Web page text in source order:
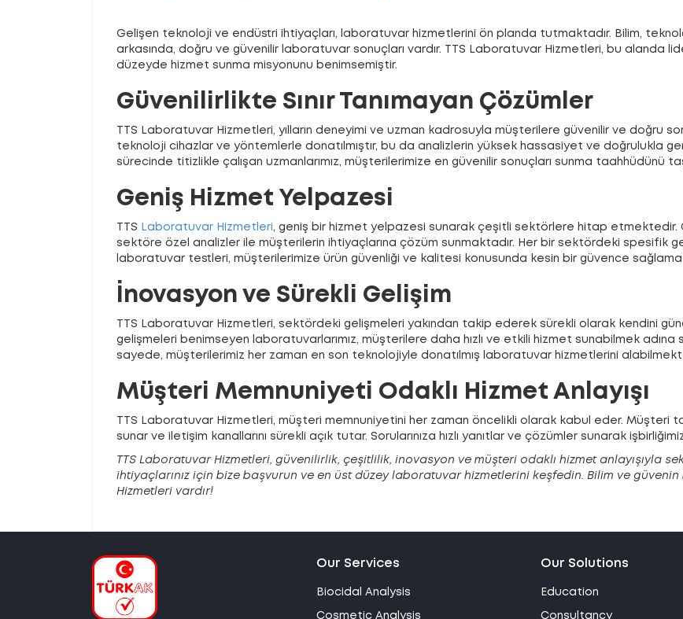
Gelişen teknoloji ve endüstri ihtiyaçları, laboratuvar hizmetlerini ön planda tutmaktadır. Bilim,
arkasında, doğru ve güvenilir laboratuvar sonuçları vardır. TTS Laboratuvar Hizmetleri, bu alanda
düzeyde hizmet sunma misyonunu benimsemiştir.
Güvenilirlikte Sınır Tanımayan Çözümler
TTS Laboratuvar Hizmetleri, yılların deneyimi ve uzman kadrosuyla müşterilere güvenilir ve doğru
teknoloji cihazlar ve yöntemlerle donatılmıştır, bu da analizlerin yüksek hassasiyet ve doğrulukla
sürecinde titizlikle çalışan uzmanlarımız, müşterilerimize en güvenilir sonuçları sunma taahhüdünü
Geniş Hizmet Yelpazesi
TTS Laboratuvar Hizmetleri, geniş bir hizmet yelpazesi sunarak çeşitli sektörlere hitap etmektedir.
sektöre özel analizler ile müşterilerin ihtiyaçlarına çözüm sunmaktadır. Her bir sektördeki spesifik
laboratuvar testleri, müşterilerimize ürün güvenliği ve kalitesi konusunda kesin bir güvence
İnovasyon ve Sürekli Gelişim
TTS Laboratuvar Hizmetleri, sektördeki gelişmeleri yakından takip ederek sürekli olarak kendini
gelişmeleri benimseyen laboratuvarlarımız, müşterilere daha hızlı ve etkili hizmet sunabilmek
sayede, müşterilerimiz her zaman en son teknolojiyle donatılmış laboratuvar hizmetlerini
Müşteri Memnuniyeti Odaklı Hizmet Anlayışı
TTS Laboratuvar Hizmetleri, müşteri memnuniyetini her zaman öncelikli olarak kabul eder. Müşteri
sunar ve iletişim kanallarını sürekli açık tutar. Sorularınıza hızlı yanıtlar ve çözümler sunarak
TTS Laboratuvar Hizmetleri, güvenilirlik, çeşitlilik, inovasyon ve müşteri odaklı hizmet anlayışıyla
ihtiyaçlarınız için bize başvurun ve en üst düzey laboratuvar hizmetlerini keşfedin. Bilim ve
Hizmetleri vardır!
Our Services
Biocidal Analysis
Cosmetic Analysis
Our Solutions
Education
Consultancy